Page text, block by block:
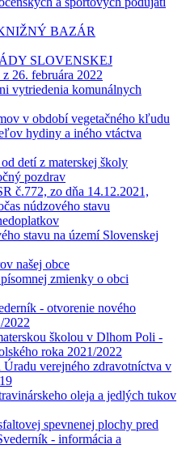
BAZÁR
SLOVENSKEJ
26. februára 2022
vytriedenia komunálnych
v období vegetačného kľudu
hydiny a iného vtáctva
detí z materskej školy
pozdrav
č.772, zo dňa 14.12.2021,
núdzového stavu
stavu na území Slovenskej
našej obce
zmienky o obci
- otvorenie nového
2022
školou v Dlhom Poli -
roka 2021/2022
Úradu verejného zdravotníctva v
oleja a jedlých tukov
spevnenej plochy pred
- informácia a